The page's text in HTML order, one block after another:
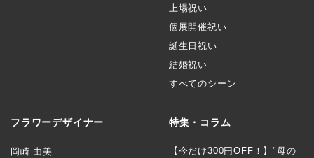
上場祝い
個展開催祝い
誕生日祝い
結婚祝い
すべてのシーン
フラワーデザイナー
岡崎 由美
特集・コラム
【今だけ300円OFF！】"母の